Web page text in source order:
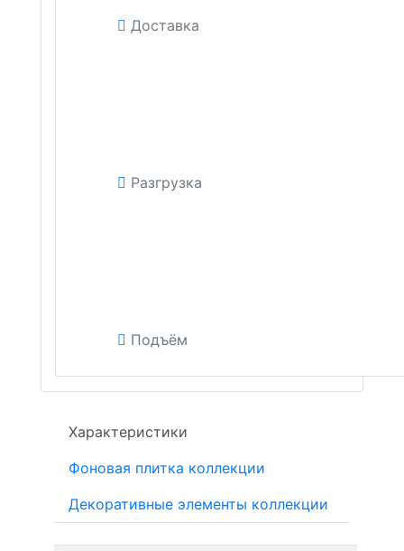
Доставка
Разгрузка
Подъём
Характеристики
Фоновая плитка коллекции
Декоративные элементы коллекции